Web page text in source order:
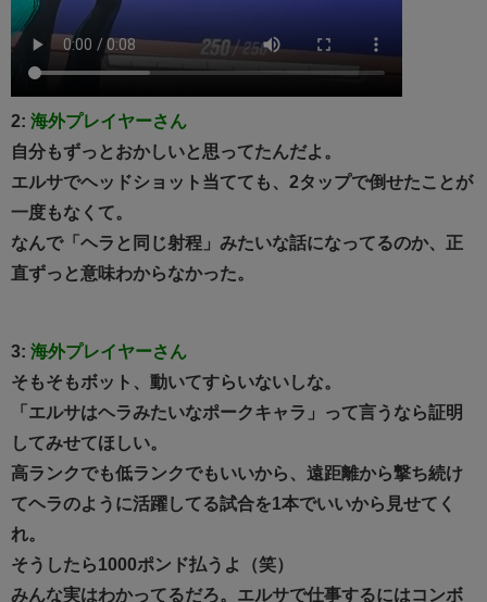
2: 海外プレイヤーさん
自分もずっとおかしいと思ってたんだよ。
エルサでヘッドショット当てても、2タップで倒せたことが
一度もなくて。
なんで「ヘラと同じ射程」みたいな話になってるのか、正
直ずっと意味わからなかった。
3: 海外プレイヤーさん
そもそもボット、動いてすらいないしな。
「エルサはヘラみたいなポークキャラ」って言うなら証明
してみせてほしい。
高ランクでも低ランクでもいいから、遠距離から撃ち続け
てヘラのように活躍してる試合を1本でいいから見せてく
れ。
そうしたら1000ポンド払うよ（笑）
みんな実はわかってるだろ。エルサで仕事するにはコンボ